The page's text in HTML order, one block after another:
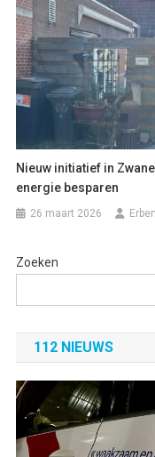
Nieuw initiatief in
energie besparen
26 maart 2026
Zoeken
112 NIEUWS